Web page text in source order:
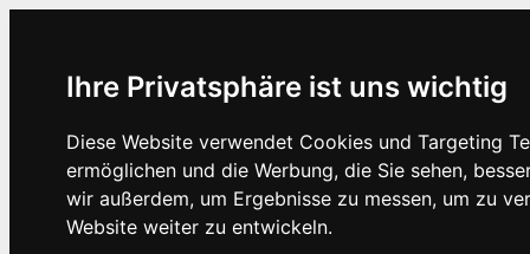
Ihre Privatsphäre ist uns wichtig
Diese Website verwendet Cookies und Targeting
ermöglichen und die Werbung, die Sie sehen,
wir außerdem, um Ergebnisse zu messen, um zu
Website weiter zu entwickeln.